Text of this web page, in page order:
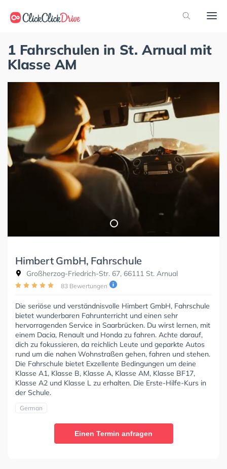
1 Fahrschulen in St. Arnual mit
Klasse AM
Himbert GmbH, Fahrschule
Großherzog-Friedrich-Str. 67, 66111 St. Arnual
83 Bewertungen
Die seriöse und verständnisvolle Himbert GmbH, Fahrschule
bietet wunderbaren Fahrunterricht und einen sehr
hervorragenden Service in Saarbrücken. Du wirst lernen, mit
einem Dacia, Renault und Honda zu fahren. Achte darauf,
dich zu fokussieren, da reichlich Leute und geparkte Autos
rund um die nahen Wohnstraßen gehen, fahren und stehen.
Die Fahrschule bietet Exzellente Bedingungen um deine
Klasse A1, Klasse B, Klasse A, Klasse AM, Klasse BF17,
Klasse A2 und Klasse L zu erhalten. Die Erste-Hilfe-Kurs in
der Schule.
German
Einen Termin anfragen